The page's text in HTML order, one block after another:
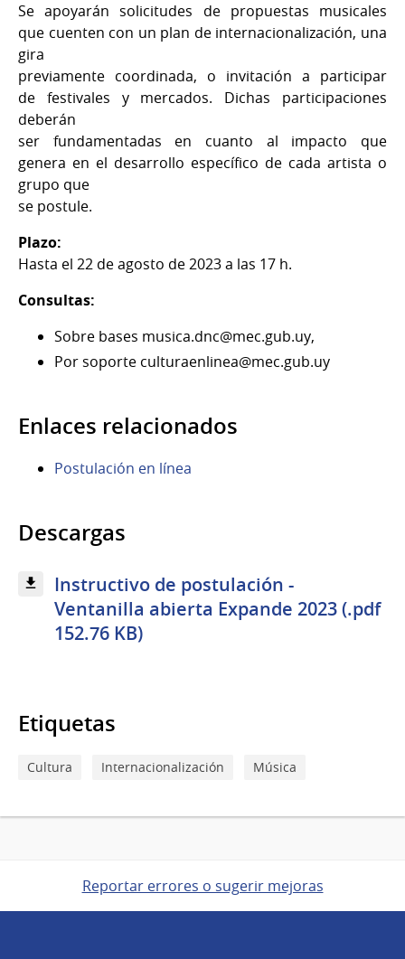
Se apoyarán solicitudes de propuestas musicales
que cuenten con un plan de internacionalización, una
gira
previamente coordinada, o invitación a participar
de festivales y mercados. Dichas participaciones
deberán
ser fundamentadas en cuanto al impacto que
genera en el desarrollo específico de cada artista o
grupo que
se postule.
Plazo:
Hasta el 22 de agosto de 2023 a las 17 h.
Consultas:
Sobre bases musica.dnc@mec.gub.uy,
Por soporte culturaenlinea@mec.gub.uy
Enlaces relacionados
Postulación en línea
Descargas
Instructivo de postulación -
Ventanilla abierta Expande 2023 (.pdf
152.76 KB)
Etiquetas
Cultura Internacionalización Música
Reportar errores o sugerir mejoras